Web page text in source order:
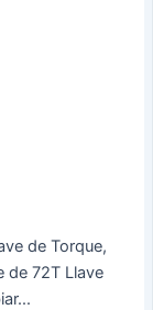
de Torque,
de 72T Llave